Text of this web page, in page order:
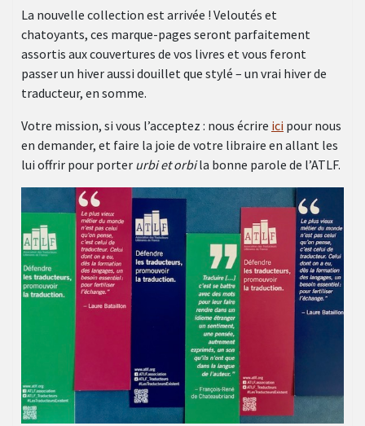
La nouvelle collection est arrivée ! Veloutés et
chatoyants, ces marque-pages seront parfaitement
assortis aux couvertures de vos livres et vous feront
passer un hiver aussi douillet que stylé – un vrai hiver de
traducteur, en somme.
Votre mission, si vous l’acceptez : nous écrire ici pour nous
en demander, et faire la joie de votre libraire en allant les
lui offrir pour porter urbi et orbila bonne parole de l’ATLF.